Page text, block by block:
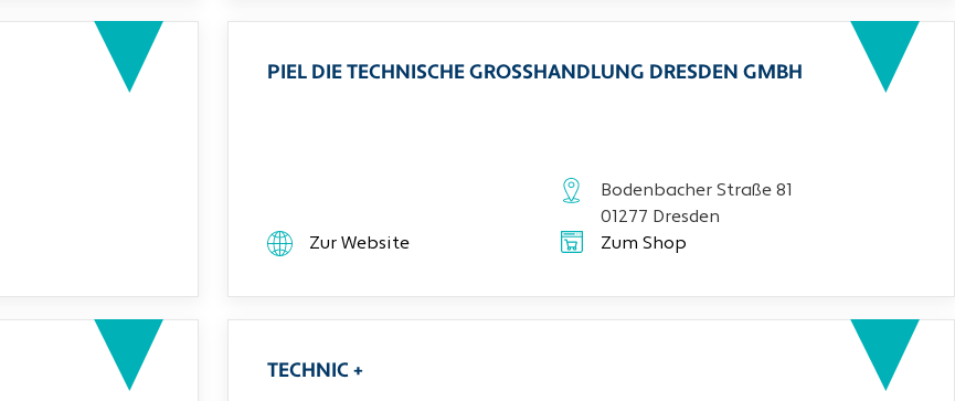
PIEL DIE TECHNISCHE GROSSHANDLUNG DRESDEN GMBH
Bodenbacher Straße 81
01277 Dresden
Zur Website
Zum Shop
TECHNIC +